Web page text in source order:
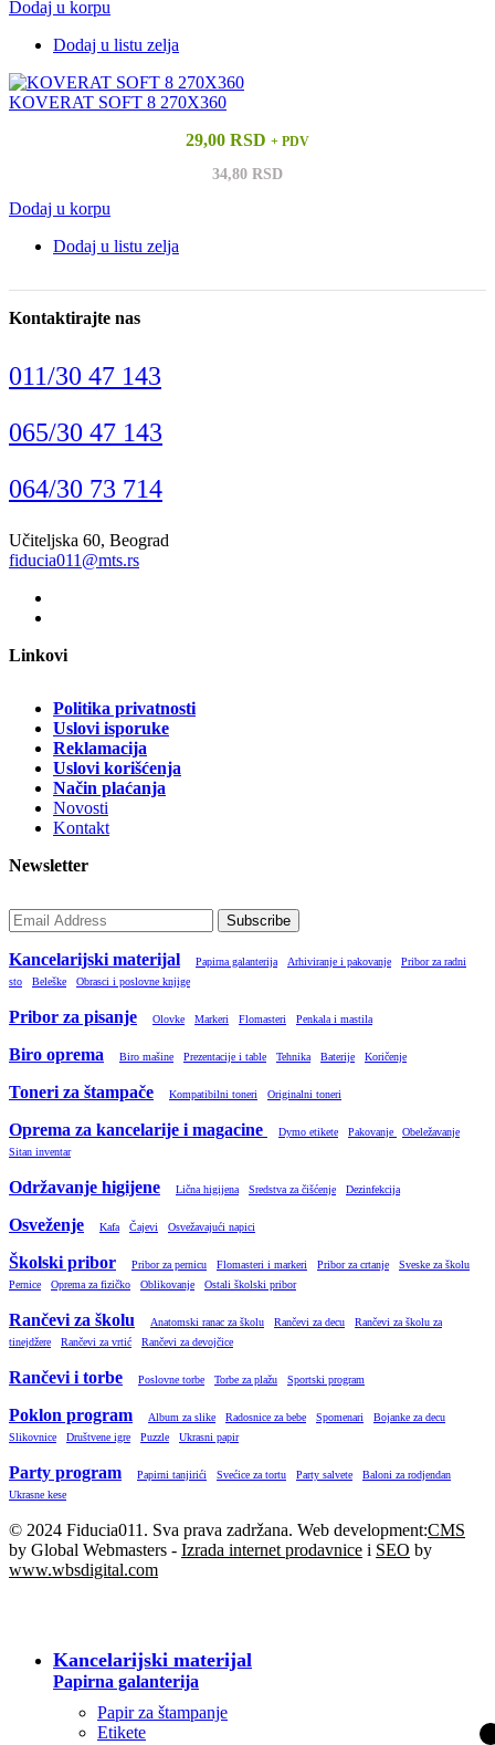
Dodaj u korpu
Dodaj u listu zelja
KOVERAT SOFT 8 270X360
29,00 RSD + PDV
34,80 RSD
Dodaj u korpu
Dodaj u listu zelja
Kontaktirajte nas
011/30 47 143
065/30 47 143
064/30 73 714
Učiteljska 60, Beograd
fiducia011@mts.rs
Linkovi
Politika privatnosti
Uslovi isporuke
Reklamacija
Uslovi korišćenja
Način plaćanja
Novosti
Kontakt
Newsletter
Subscribe
Kancelarijski materijal Papirna galanterija Arhiviranje i pakovanje
Pribor za radni
sto
Beleške Obrasci i poslovne knjige
Pribor za pisanje Olovke Markeri Flomasteri Penkala i mastila
Biro oprema Biro mašine Prezentacije i table Tehnika Baterije Koričenje
Toneri za štampače Kompatibilni toneri Originalni toneri
Oprema za kancelarije i magacine Dymo etikete Pakovanje
Obeležavanje
Sitan inventar
Održavanje higijene Lična higijena Sredstva za čišćenje Dezinfekcija
Osveženje Kafa Čajevi Osvežavajući napici
Školski pribor Pribor za pernicu Flomasteri i markeri Pribor za crtanje
Sveske za školu
Pernice
Oprema za fizičko Oblikovanje Ostali školski pribor
Rančevi za školu Anatomski ranac za školu Rančevi za decu
Rančevi za školu za
tinejdžere
Rančevi za vrtić Rančevi za devojčice
Rančevi i torbe Poslovne torbe Torbe za plažu Sportski program
Poklon program Album za slike Radosnice za bebe Spomenari
Bojanke za decu
Slikovnice
Društvene igre Puzzle Ukrasni papir
Party program Papirni tanjirići Svećice za tortu Party salvete
Baloni za rodjendan
Ukrasne kese
© 2024 Fiducia011. Sva prava zadržana. Web development:CMS
by Global Webmasters - Izrada internet prodavnice i SEO by
www.wbsdigital.com
Kancelarijski materijal
Papirna galanterija
Papir za štampanje
Etikete